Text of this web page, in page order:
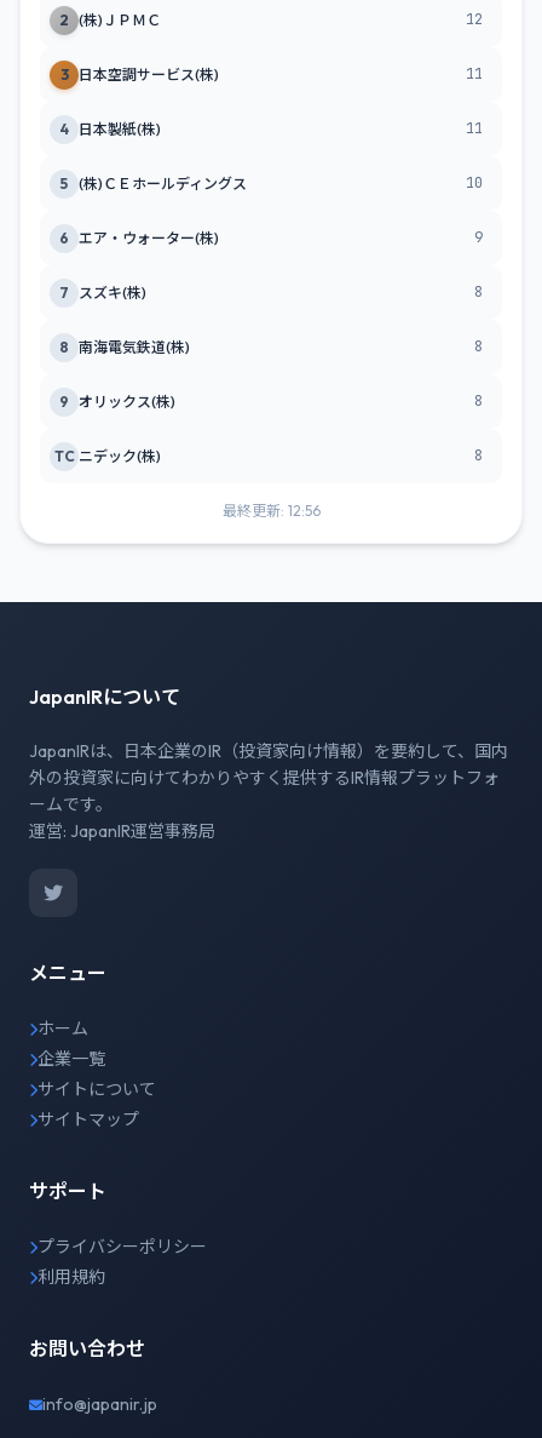
2 (株)ＪＰＭＣ 12
3 日本空調サービス(株) 11
4 日本製紙(株) 11
5 (株)ＣＥホールディングス 10
6 エア・ウォーター(株) 9
7 スズキ(株) 8
8 南海電気鉄道(株) 8
9 オリックス(株) 8
TC ニデック(株) 8
最終更新: 12:56
JapanIRについて
JapanIRは、日本企業のIR（投資家向け情報）を要約して、国内
外の投資家に向けてわかりやすく提供するIR情報プラットフォ
ームです。
運営: JapanIR運営事務局
メニュー
ホーム
企業一覧
サイトについて
サイトマップ
サポート
プライバシーポリシー
利用規約
お問い合わせ
info@japanir.jp